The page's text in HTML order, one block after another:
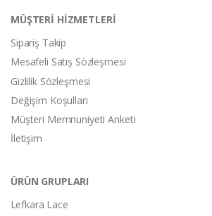
MÜŞTERİ HİZMETLERİ
Sipariş Takip
Mesafeli Satış Sözleşmesi
Gizlilik Sözleşmesi
Değişim Koşulları
Müşteri Memnuniyeti Anketi
İletişim
ÜRÜN GRUPLARI
Lefkara Lace